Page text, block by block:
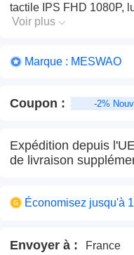
tactile IPS FHD 1080P,
Voir plus
Marque : MESWAO
Coupon : -2%
Expédition depuis
de livraison
Économisez jusqu'à
Envoyer à : France